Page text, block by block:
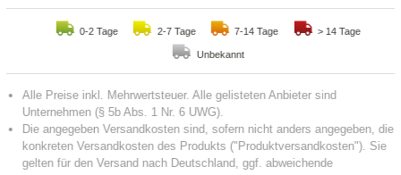
0-2 Tage 2-7 Tage 7-14 Tage > 14 Tage
Unbekannt